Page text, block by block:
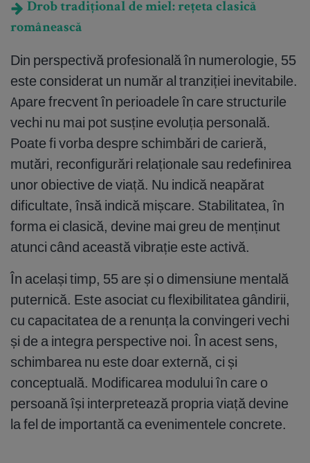
Drob tradițional de miel: rețeta clasică
românească
Din perspectivă profesională în numerologie, 55
este considerat un număr al tranziției inevitabile.
Apare frecvent în perioadele în care structurile
vechi nu mai pot susține evoluția personală.
Poate fi vorba despre schimbări de carieră,
mutări, reconfigurări relaționale sau redefinirea
unor obiective de viață. Nu indică neapărat
dificultate, însă indică mișcare. Stabilitatea, în
forma ei clasică, devine mai greu de menținut
atunci când această vibrație este activă.
În același timp, 55 are și o dimensiune mentală
puternică. Este asociat cu flexibilitatea gândirii,
cu capacitatea de a renunța la convingeri vechi
și de a integra perspective noi. În acest sens,
schimbarea nu este doar externă, ci și
conceptuală. Modificarea modului în care o
persoană își interpretează propria viață devine
la fel de importantă ca evenimentele concrete.